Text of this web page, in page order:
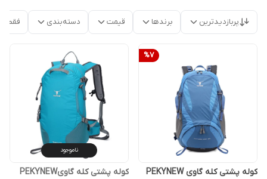
پربازدیدترین برندها قیمت دسته‌بندی فقط
%7
کوله پشتی کله گاوی PEKYNEW
ناموجود
کوله پشتی کله گاویPEKYNEW